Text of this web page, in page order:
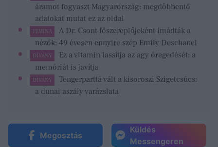
áramot fogyaszt Magyarország: megdöbbentő
adatokat mutat ez az oldal
FEMINA
A Dr. Csont főszereplőjeként imádták a
nézők: 49 évesen ennyire szép Emily Deschanel
DÍVÁNY
Ez a vitamin lassítja az agy öregedését: a
memóriát is javítja
DÍVÁNY
Tengerparttá vált a kisoroszi Szigetcsúcs:
a dunai aszály varázslata
Megosztás
Küldés
Messengeren